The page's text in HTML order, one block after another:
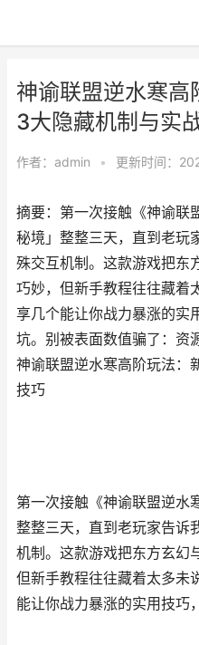
神谕联盟逆水寒高
3大隐藏机制与实
作者： admin • 更新时间：
摘要：第一次接触《神谕联
秘境」整整三天，直到老玩
殊交互机制。这款游戏把东
巧妙，但新手教程往往藏着
享几个能让你战力暴涨的实
坑。别被表面数值骗了：资
神谕联盟逆水寒高阶玩法：
技巧
第一次接触《神谕联盟逆水
整整三天，直到老玩家告诉
机制。这款游戏把东方玄幻
但新手教程往往藏着太多未
能让你战力暴涨的实用技巧